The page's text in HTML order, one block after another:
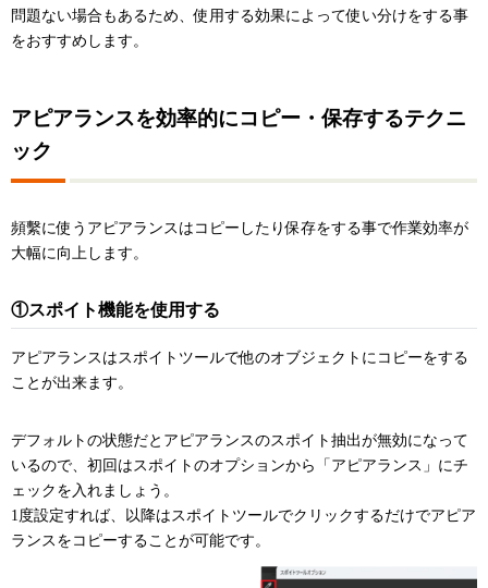
問題ない場合もあるため、使用する効果によって使い分けをする事
をおすすめします。
アピアランスを効率的にコピー・保存するテクニ
ック
頻繫に使うアピアランスはコピーしたり保存をする事で作業効率が
大幅に向上します。
①スポイト機能を使用する
アピアランスはスポイトツールで他のオブジェクトにコピーをする
ことが出来ます。
デフォルトの状態だとアピアランスのスポイト抽出が無効になって
いるので、初回はスポイトのオプションから「アピアランス」にチ
ェックを入れましょう。
1度設定すれば、以降はスポイトツールでクリックするだけでアピア
ランスをコピーすることが可能です。